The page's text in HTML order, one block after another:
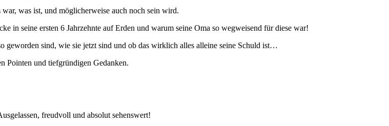
was ist, und möglicherweise auch noch sein wird.
seine ersten 6 Jahrzehnte auf Erden und warum seine Oma so wegweisend für diese war!
geworden sind, wie sie jetzt sind und ob das wirklich alles alleine seine Schuld ist…
Pointen und tiefgründigen Gedanken.
freudvoll und absolut sehenswert!